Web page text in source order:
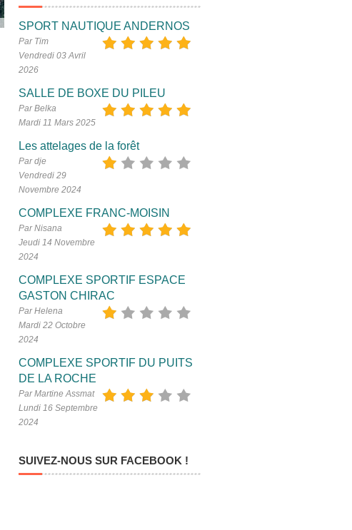
SPORT NAUTIQUE ANDERNOS
Par Tim
Vendredi 03 Avril
2026
SALLE DE BOXE DU PILEU
Par Belka
Mardi 11 Mars 2025
Les attelages de la forêt
Par dje
Vendredi 29
Novembre 2024
COMPLEXE FRANC-MOISIN
Par Nisana
Jeudi 14 Novembre
2024
COMPLEXE SPORTIF ESPACE
GASTON CHIRAC
Par Helena
Mardi 22 Octobre
2024
COMPLEXE SPORTIF DU PUITS
DE LA ROCHE
Par Martine Assmat
Lundi 16 Septembre
2024
SUIVEZ-NOUS SUR FACEBOOK !